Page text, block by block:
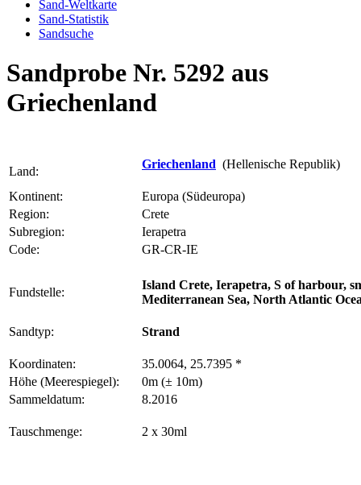
Sand-Weltkarte
Sand-Statistik
Sandsuche
Sandprobe Nr. 5292 aus
Griechenland
Land:
Griechenland (Hellenische Republik)
Kontinent:
Europa (Südeuropa)
Region:
Crete
Subregion:
Ierapetra
Code:
GR-CR-IE
Fundstelle:
Island Crete, Ierapetra, S of harbour,
Mediterranean Sea, North Atlantic
Sandtyp: Strand
Koordinaten:
35.0064, 25.7395 *
Höhe (Meerespiegel):
0m (± 10m)
Sammeldatum:
8.2016
Tauschmenge: 2 x 30ml